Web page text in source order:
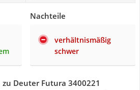
Nachteile
verhältnismäßig
schwer
Deuter Futura 3400221